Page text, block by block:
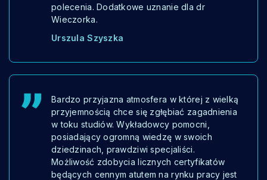
polecenia. Dodatkowe uznanie dla dr
Wieczorka.
Urszula Szyszka
Bardzo przyjazna atmosfera w której z wielką
przyjemnością chce się zgłębiać zagadnienia
w toku studiów. Wykładowcy pomocni,
posiadający ogromną wiedzę w swoich
dziedzinach, prawdziwi specjaliści.
Możliwość zdobycia licznych certyfikatów
będących cennym atutem na rynku pracy jest